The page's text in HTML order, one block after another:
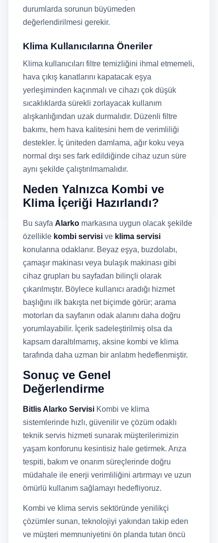
durumlarda sorunun büyümeden
değerlendirilmesi gerekir.
Klima Kullanıcılarına Öneriler
Klima kullanıcıları filtre temizliğini ihmal etmemeli,
hava çıkış kanatlarını kapatacak eşya
yerleşiminden kaçınmalı ve cihazı çok düşük
sıcaklıklarda sürekli zorlayacak kullanım
alışkanlığından uzak durmalıdır. Düzenli filtre
bakımı, hem hava kalitesini hem de verimliliği
destekler. İç üniteden damlama, ağır koku veya
normal dışı ses fark edildiğinde cihaz uzun süre
aynı şekilde çalıştırılmamalıdır.
Neden Yalnızca Kombi ve
Klima İçeriği Hazırlandı?
Bu sayfa Alarko markasına uygun olacak şekilde
özellikle kombi servisi ve klima servisi
konularına odaklanır. Beyaz eşya, buzdolabı,
çamaşır makinası veya bulaşık makinası gibi
cihaz grupları bu sayfadan bilinçli olarak
çıkarılmıştır. Böylece kullanıcı aradığı hizmet
başlığını ilk bakışta net biçimde görür; arama
motorları da sayfanın odak alanını daha doğru
yorumlayabilir. İçerik sadeleştirilmiş olsa da
kapsam daraltılmamış, aksine kombi ve klima
tarafında daha uzman bir anlatım hedeflenmiştir.
Sonuç ve Genel
Değerlendirme
Bitlis Alarko Servisi Kombi ve klima
sistemlerinde hızlı, güvenilir ve çözüm odaklı
teknik servis hizmeti sunarak müşterilerimizin
yaşam konforunu kesintisiz hale getirmek. Arıza
tespiti, bakım ve onarım süreçlerinde doğru
müdahale ile enerji verimliliğini artırmayı ve uzun
ömürlü kullanım sağlamayı hedefliyoruz.
Kombi ve klima servis sektöründe yenilikçi
çözümler sunan, teknolojiyi yakından takip eden
ve müşteri memnuniyetini ön planda tutan öncü